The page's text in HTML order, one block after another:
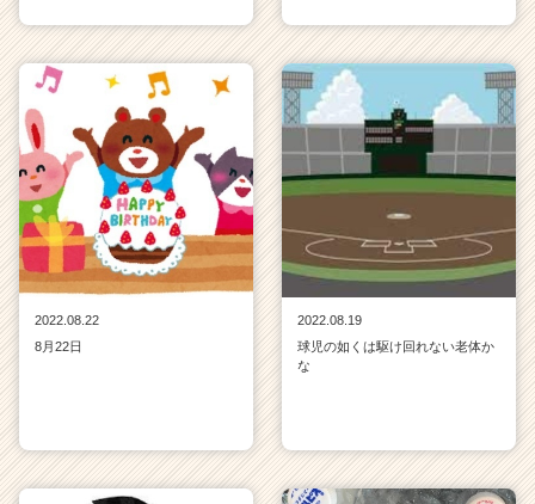
2022.08.22
8月22日
2022.08.19
球児の如くは駆け回れない老体か
な